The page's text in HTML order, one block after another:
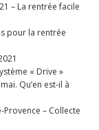
– La rentrée facile
pour la rentrée
« Drive »
Qu’en est-il à
Provence – Collecte